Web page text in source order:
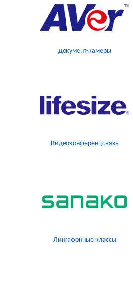
Документ-камеры
Видеоконференцсвязь
Лингафонные классы